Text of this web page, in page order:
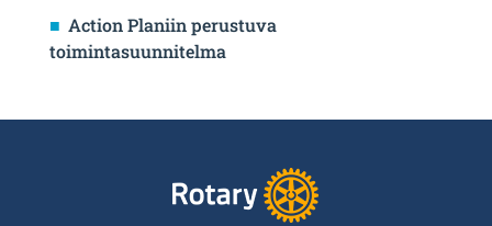
Action Planiin perustuva
toimintasuunnitelma